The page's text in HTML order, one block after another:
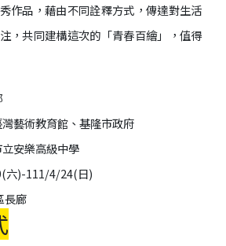
作品，藉由不同詮釋方式，傳達對生活
，共同建構這次的「青春百繪」，值得
藝術教育館、基隆市政府
安樂高級中學
六)-111/4/24(日)
長廊